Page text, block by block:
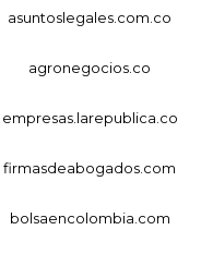
asuntoslegales.com.co
agronegocios.co
empresas.larepublica.co
firmasdeabogados.com
bolsaencolombia.com